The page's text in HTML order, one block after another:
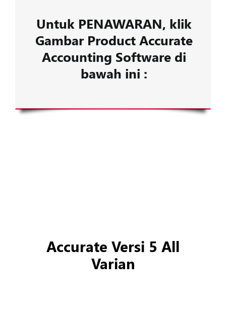
Untuk PENAWARAN, klik
Gambar Product Accurate
Accounting Software di
bawah ini :
Accurate Versi 5 All
Varian
Klik di sini